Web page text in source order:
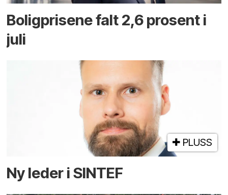
Boligprisene falt 2,6 prosent i
juli
PLUSS
Ny leder i SINTEF